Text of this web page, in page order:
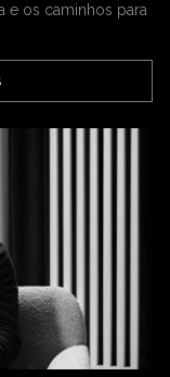
e os caminhos para